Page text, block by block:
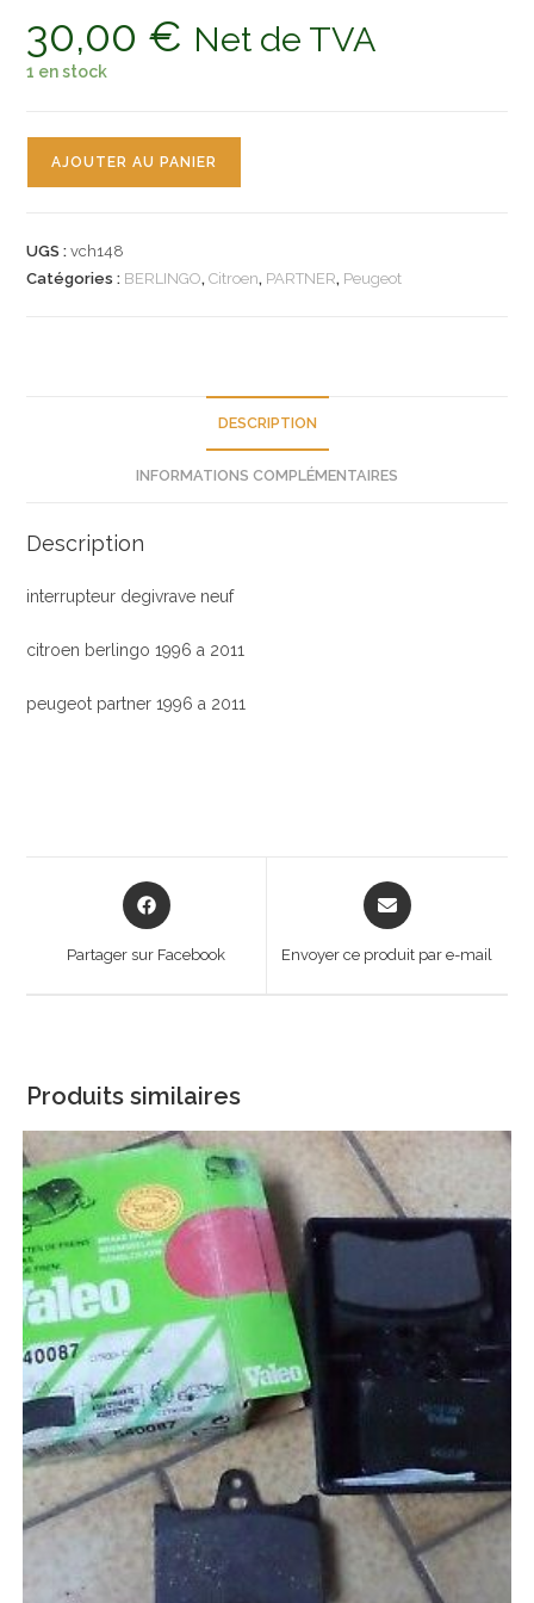
30,00 € Net de TVA
1 en stock
degivrage
AJOUTER AU PANIER
UGS :vch148
Catégories : BERLINGO,Citroen, PARTNER, Peugeot
DESCRIPTION
INFORMATIONS COMPLÉMENTAIRES
Description
interrupteur degivrave neuf
citroen berlingo 1996 a 2011
peugeot partner 1996 a 2011
Opens
in
Partager sur Facebook
Opens
in
new
Envoyer ce produit par e-mail
Produits similaires